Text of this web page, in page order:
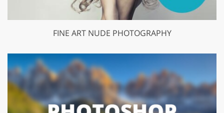
FINE ART NUDE PHOTOGRAPHY